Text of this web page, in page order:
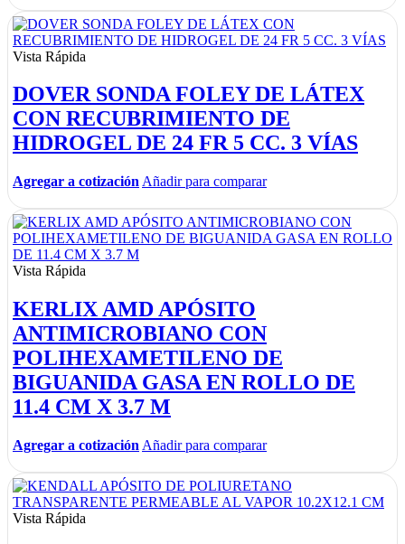
Vista Rápida
DOVER SONDA FOLEY DE LÁTEX
CON RECUBRIMIENTO DE
HIDROGEL DE 24 FR 5 CC. 3 VÍAS
Agregar a cotización Añadir para comparar
Vista Rápida
KERLIX AMD APÓSITO
ANTIMICROBIANO CON
POLIHEXAMETILENO DE
BIGUANIDA GASA EN ROLLO DE
11.4 CM X 3.7 M
Agregar a cotización Añadir para comparar
Vista Rápida